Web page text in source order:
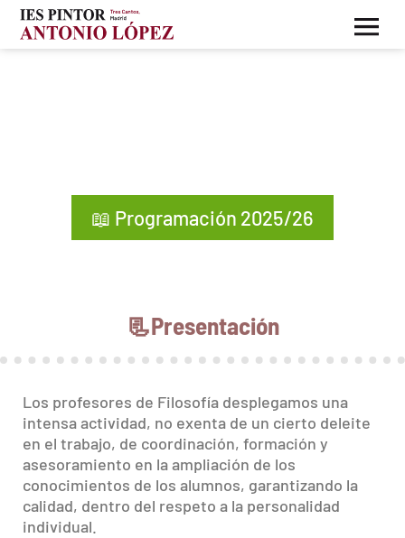
📖 Programación 2025/26
📃Presentación
Los profesores de Filosofía desplegamos una
intensa actividad, no exenta de un cierto deleite
en el trabajo, de coordinación, formación y
asesoramiento en la ampliación de los
conocimientos de los alumnos, garantizando la
calidad, dentro del respeto a la personalidad
individual.